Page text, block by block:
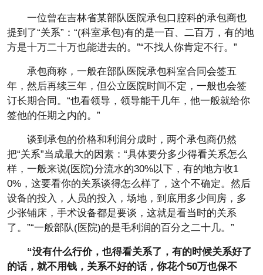
一位曾在吉林省某部队医院承包口腔科的承包商也
提到了“关系”：“(科室承包)有的是一百、二百万，有的地
方是十万二十万也能进去的。”“不找人你肯定不行。”
承包商称，一般在部队医院承包科室合同会签五
年，然后再续三年，但公立医院时间不定，一般也会签
订长期合同。“也看领导，领导能干几年，他一般就给你
签他的任期之内的。”
谈到承包的价格和利润分成时，两个承包商仍然
把“关系”当成最大的因素：“具体要分多少得看关系怎么
样，一般来说(医院)分流水的30%以下，有的地方收1
0%，这要看你的关系谈得怎么样了，这个不确定。然后
设备的投入，人员的投入，场地，到底用多少间房，多
少张铺床，手术设备都是要谈，这就是看当时的关系
了。”“一般部队(医院)的是毛利润的百分之二十几。”
“没有什么行价，也得看关系了，有的时候关系好了
的话，就不用钱，关系不好的话，你花个50万也保不